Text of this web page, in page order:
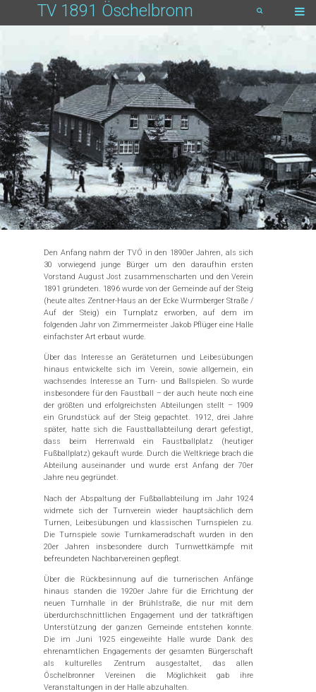
TV 1891 Öschelbronn
Den Anfang nahm der TVÖ in den 1890er Jahren, als sich
30 vorwiegend junge Bürger um den daraufhin ersten
Vorstand August Jost zusammenscharten und den Verein
1891 gründeten. 1896 wurde von der Gemeinde auf der Steig
(heute altes Zentner-Haus an der Ecke Wurmberger Straße /
Auf der Steig) ein Turnplatz erworben, auf dem im
folgenden Jahr von Zimmermeister Jakob Pflüger eine Halle
einfachster Art erbaut wurde.
Über das Interesse an Geräteturnen und Leibesübungen
hinaus entwickelte sich im Verein, sowie allgemein, ein
wachsendes Interesse an Turn- und Ballspielen. So wurde
insbesondere für den Faustball – der auch heute noch eine
der größten und erfolgreichsten Abteilungen stellt – 1909
ein Grundstück auf der Steig gepachtet. 1912, drei Jahre
später, hatte sich die Faustballabteilung derart gefestigt,
dass beim Herrenwald ein Faustballplatz (heutiger
Fußballplatz) gekauft wurde. Durch die Weltkriege brach die
Abteilung auseinander und wurde erst Anfang der 70er
Jahre neu gegründet.
Nach der Abspaltung der Fußballabteilung im Jahr 1924
widmete sich der Turnverein wieder hauptsächlich dem
Turnen, Leibesübungen und klassischen Turnspielen zu.
Die Turnspiele sowie Turnkameradschaft wurden in den
20er Jahren insbesondere durch Turnwettkämpfe mit
befreundeten Nachbarvereinen gepflegt.
Über die Rückbesinnung auf die turnerischen Anfänge
hinaus standen die 1920er Jahre für die Errichtung der
neuen Turnhalle in der Brühlstraße, die nur mit dem
überdurchschnittlichen Engagement und der tatkräftigen
Unterstützung der ganzen Gemeinde entstehen konnte.
Die im Juni 1925 eingeweihte Halle wurde Dank des
ehrenamtlichen Engagements der gesamten Bürgerschaft
als kulturelles Zentrum ausgestaltet, das allen
Öschelbronner Vereinen die Möglichkeit gab ihre
Veranstaltungen in der Halle abzuhalten.